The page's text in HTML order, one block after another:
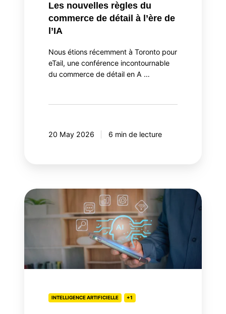
Les nouvelles règles du
commerce de détail à l’ère de
l’IA
Nous étions récemment à Toronto pour
eTail, une conférence incontournable
du commerce de détail en A …
20 May 2026 6 min de lecture
Orchestrateur
d'agents
ont
INTELLIGENCE ARTIFICIELLE +1